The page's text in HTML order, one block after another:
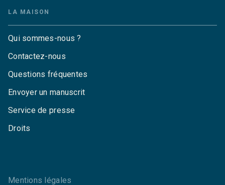
LA MAISON
Qui sommes-nous ?
Contactez-nous
Questions fréquentes
Envoyer un manuscrit
Service de presse
Droits
Mentions légales